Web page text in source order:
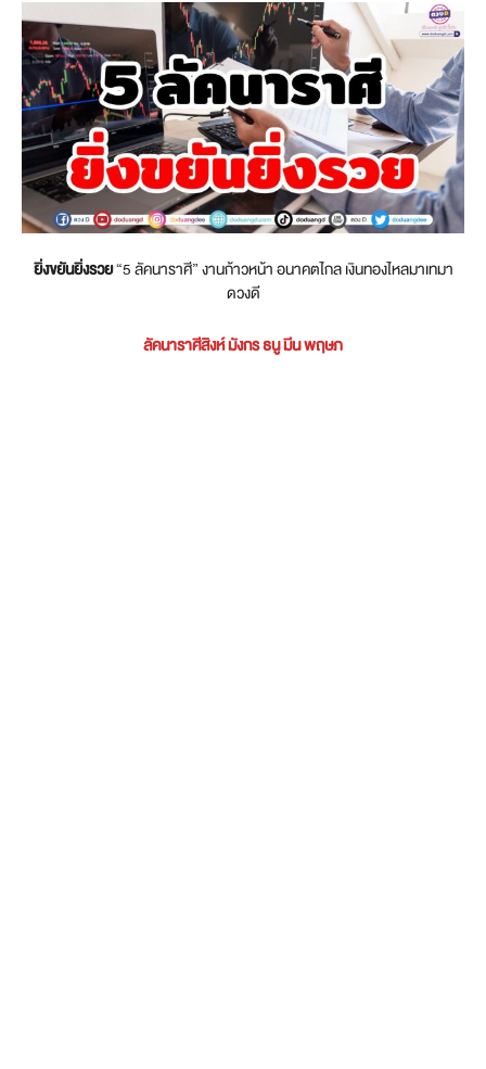
ยิ่งขยันยิ่งรวย“5 ลัคนาราศี” งานก้าวหน้า อนาคตไกล เงินทองไหลมาเทมา
ดวงดี
ลัคนาราศีสิงห์ มังกร ธนู มีน พฤษภ